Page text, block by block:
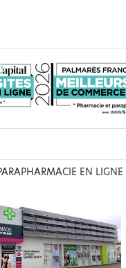
EN LIGNE